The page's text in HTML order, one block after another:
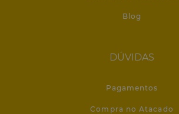
Blog
DÚVIDAS
Pagamentos
Compra no Atacado